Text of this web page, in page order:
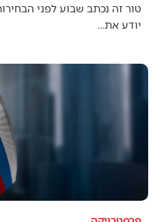
טור זה נכתב שבוע לפני
יודע את…